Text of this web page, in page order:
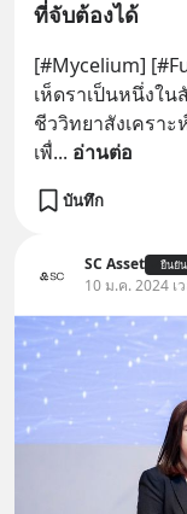
ที่จับต้องได้
[#Mycelium]
เห็ดราเป็นหนึ่งใ
ชีววิทยาสังเครา
เพื่... อ่านต่อ
บันทึก
SC Asset ยืนยั
10 ม.ค. 2024 เ